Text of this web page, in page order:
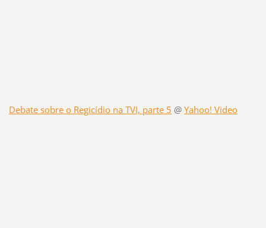
Debate sobre o Regicídio na TVI, parte 5 @ Yahoo! Video